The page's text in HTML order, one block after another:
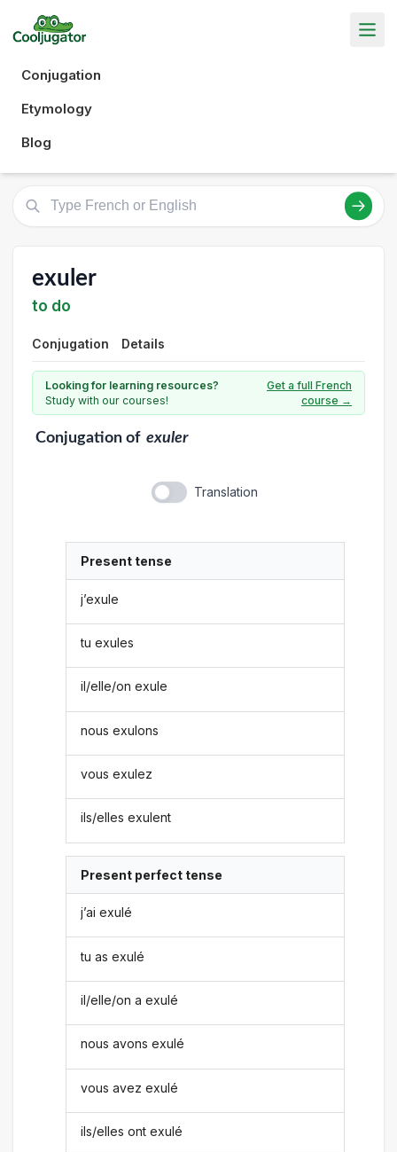
Conjugation
Etymology
Blog
exuler
to do
Conjugation Details
Looking for learning resources?
Study with our courses!
Get a full French
course →
Conjugationof exuler
Translation
Present tense
j’exule
tu exules
il/elle/on exule
nous exulons
vous exulez
ils/elles exulent
Present perfect tense
j’ai exulé
tu as exulé
il/elle/on a exulé
nous avons exulé
vous avez exulé
ils/elles ont exulé